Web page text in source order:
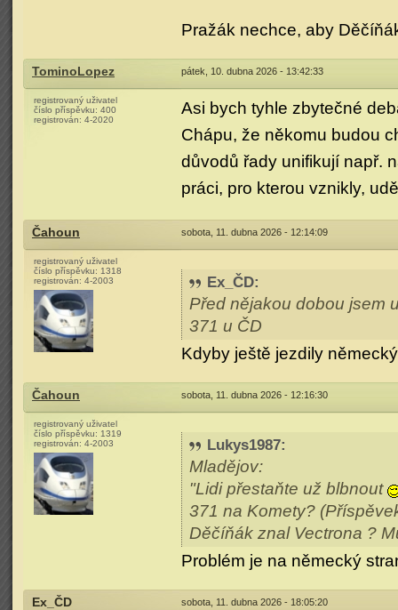
Pražák nechce, aby
TominoLopez pátek, 10. dubna 2026 - 13:42:33
registrovaný uživatel
číslo příspěvku: 400
registrován: 4-2020
Asi bych tyhle zbytečné
Chápu, že někomu budou
důvodů řady unifikují např.
práci, pro kterou vznikly,
Čahoun sobota, 11. dubna 2026 - 12:14:09
registrovaný uživatel
číslo příspěvku: 1318
registrován: 4-2003 Ex_ČD:
Před nějakou dobou jsem
371 u ČD
Kdyby ještě jezdily
Čahoun sobota, 11. dubna 2026 - 12:16:30
registrovaný uživatel
číslo příspěvku: 1319
registrován: 4-2003 Lukys1987:
Mladějov:
"Lidi přestaňte už blbnout
371 na Komety?
Děčíňák znal Vectrona ?
Problém je na německý
Ex_ČD sobota, 11. dubna 2026 - 18:05:20